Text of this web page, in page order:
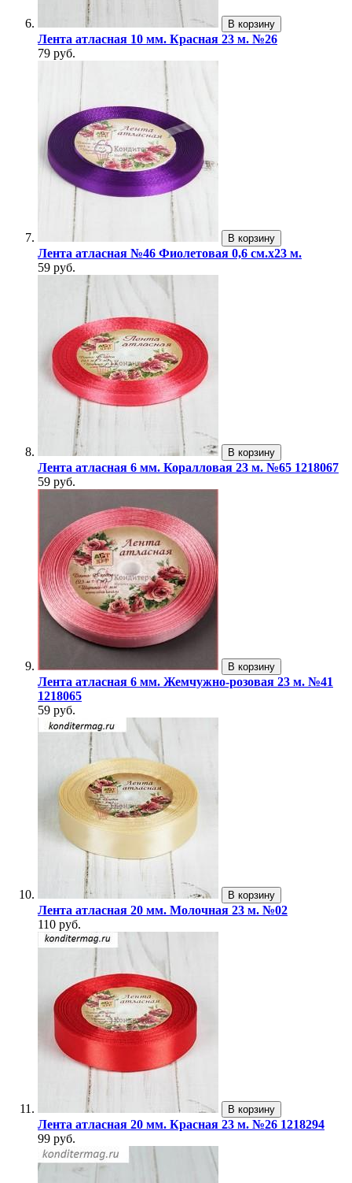
В корзину
Лента атласная 10 мм. Красная 23 м. №26
79 руб.
В корзину
Лента атласная №46 Фиолетовая 0,6 см.х23 м.
59 руб.
В корзину
Лента атласная 6 мм. Коралловая 23 м. №65 1218067
59 руб.
В корзину
Лента атласная 6 мм. Жемчужно-розовая 23 м. №41
1218065
59 руб.
В корзину
Лента атласная 20 мм. Молочная 23 м. №02
110 руб.
В корзину
Лента атласная 20 мм. Красная 23 м. №26 1218294
99 руб.